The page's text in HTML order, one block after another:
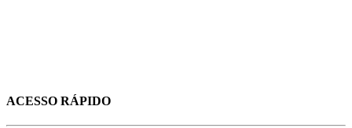
ACESSO RÁPIDO